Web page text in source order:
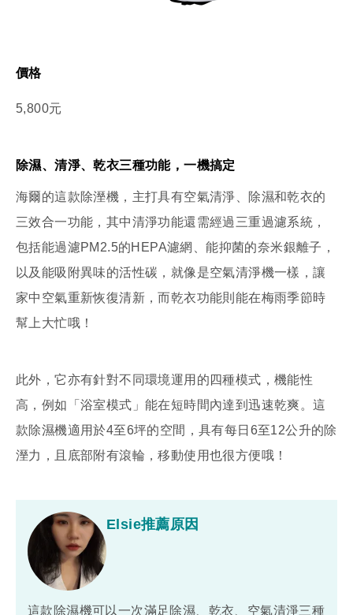
價格
5,800元
除濕、清淨、乾衣三種功能，一機搞定
海爾的這款除溼機，主打具有空氣清淨、除濕和乾衣的
三效合一功能，其中清淨功能還需經過三重過濾系統，
包括能過濾PM2.5的HEPA濾網、能抑菌的奈米銀離子，
以及能吸附異味的活性碳，就像是空氣清淨機一樣，讓
家中空氣重新恢復清新，而乾衣功能則能在梅雨季節時
幫上大忙哦！
此外，它亦有針對不同環境運用的四種模式，機能性
高，例如「浴室模式」能在短時間內達到迅速乾爽。這
款除濕機適用於4至6坪的空間，具有每日6至12公升的除
溼力，且底部附有滾輪，移動使用也很方便哦！
Elsie推薦原因
這款除濕機可以一次滿足除濕、乾衣、空氣清淨三種